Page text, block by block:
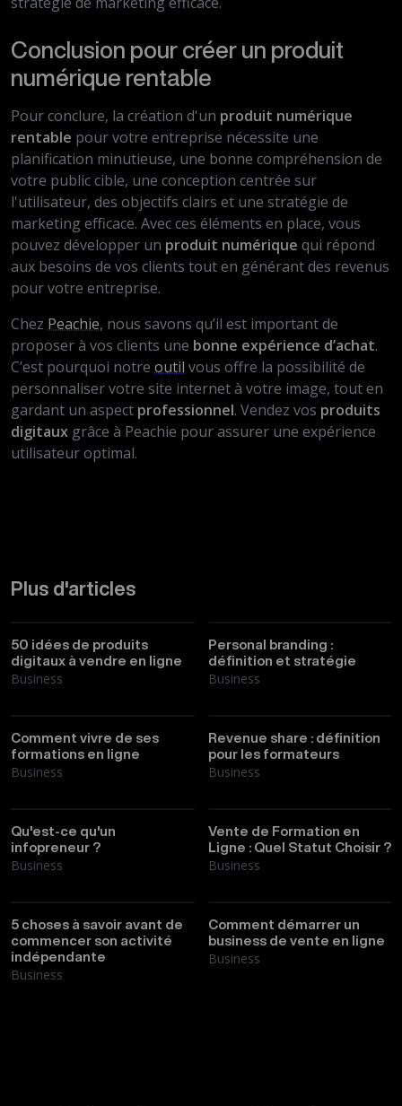
Conclusion pour créer un produit
numérique rentable
Pour conclure, la création d'un produit numérique
rentable pour votre entreprise nécessite une
planification minutieuse, une bonne compréhension de
votre public cible, une conception centrée sur
l'utilisateur, des objectifs clairs et une stratégie de
marketing efficace. Avec ces éléments en place, vous
pouvez développer un produit numérique qui répond
aux besoins de vos clients tout en générant des revenus
pour votre entreprise.
Chez Peachie, nous savons qu’il est important de
proposer à vos clients une bonne expérience d’achat.
C’est pourquoi notre outil vous offre la possibilité de
personnaliser votre site internet à votre image, tout en
gardant un aspect professionnel. Vendez vos produits
digitaux grâce à Peachie pour assurer une expérience
utilisateur optimal.
Plus d'articles
Thibault 26/03/2026
50 idées de produits
digitaux à vendre en ligne
Business
Thibault 17/03/2026
Personal branding :
définition et stratégie
Business
Thibault 10/03/2026
Comment vivre de ses
formations en ligne
Business
Thibault 09/03/2026
Revenue share : définition
pour les formateurs
Business
Peachie
Qu'est-ce qu'un
infopreneur ?
Business
Thibault 03/09/2024
Vente de Formation en
Ligne : Quel Statut Choisir ?
Business
Léonard 03/09/2024
5 choses à savoir avant de
commencer son activité
indépendante
Business
Thibault 14/02/2023
Comment démarrer un
business de vente en ligne
Business